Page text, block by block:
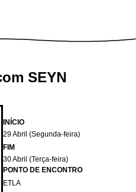
SEYN
INÍCIO
29 Abril (Segunda-feira)
FIM
30 Abril (Terça-feira)
PONTO DE ENCONTRO
ETLA